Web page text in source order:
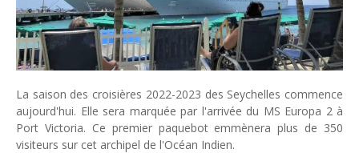
Unknown-Jun 22 2026
Neutralité carbone : les "Iles Vanille" poussent leurs pions
Unknown -Jun 18 2026
Rendez-vous golfique : Mazagan joue sa carte
Course à l'IA : Meta envisage une importante levée de fonds
Jun 06 2026
Banques centrales : indépendantes jusqu'où ?
La saison des croisières 2022-2023 des Seychelles commence
aujourd'hui. Elle sera marquée par l'arrivée du MS Europa 2 à
Port Victoria. Ce premier paquebot emmènera plus de 350
visiteurs sur cet archipel de l'Océan Indien.